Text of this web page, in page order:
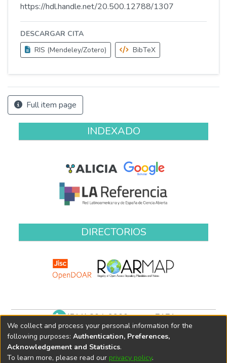
https://hdl.handle.net/20.500.12788/1307
DESCARGAR CITA
RIS (Mendeley/Zotero)
BibTeX
Full item page
INDEXADO
DIRECTORIOS
(511) 204-9900 anexo 7171
biblioteca@oefa.gob.pe
We collect and process your personal information for the
following purposes: Authentication, Preferences,
Acknowledgement and Statistics.
To learn more, please read our privacy policy.